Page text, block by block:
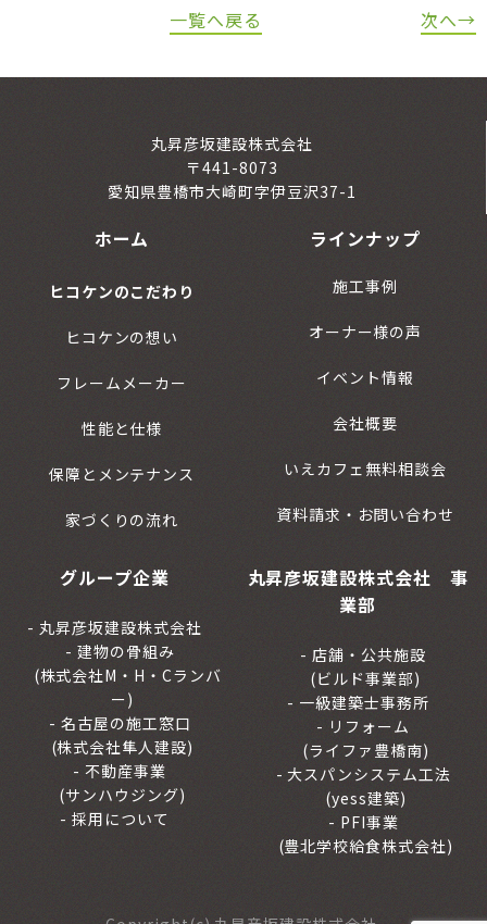
一覧へ戻る 次へ→
丸昇彦坂建設株式会社
〒441-8073
愛知県豊橋市大崎町字伊豆沢37-1
ホーム
ヒコケンのこだわり
ヒコケンの想い
フレームメーカー
性能と仕様
保障とメンテナンス
家づくりの流れ
ラインナップ
施工事例
オーナー様の声
イベント情報
会社概要
いえカフェ無料相談会
資料請求・お問い合わせ
グループ企業
丸昇彦坂建設株式会社
建物の骨組み
(株式会社M・H・Cランバ
ー)
名古屋の施工窓口
(株式会社隼人建設)
不動産事業
(サンハウジング)
採用について
丸昇彦坂建設株式会社 事
業部
店舗・公共施設
(ビルド事業部)
一級建築士事務所
リフォーム
(ライファ豊橋南)
大スパンシステム工法
(yess建築)
PFI事業
(豊北学校給食株式会社)